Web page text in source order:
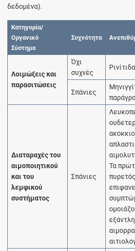
δεδομένα).
Κατηγορία/
Οργανικό
Σύστημα
Συχνότητα
Λοιμώξεις και
παρασιτώσεις
Όχι
συχνές
Ρινίτιδα
Σπάνιες
Διαταραχές του
αιμοποιητικού
και του
λεμφικού
συστήματος
Σπάνιες
Τα